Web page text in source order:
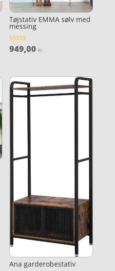
Tøjstativ EMMA sølv med
messing
Vurderet
4
949,00 kr.
Ana garderobestativ